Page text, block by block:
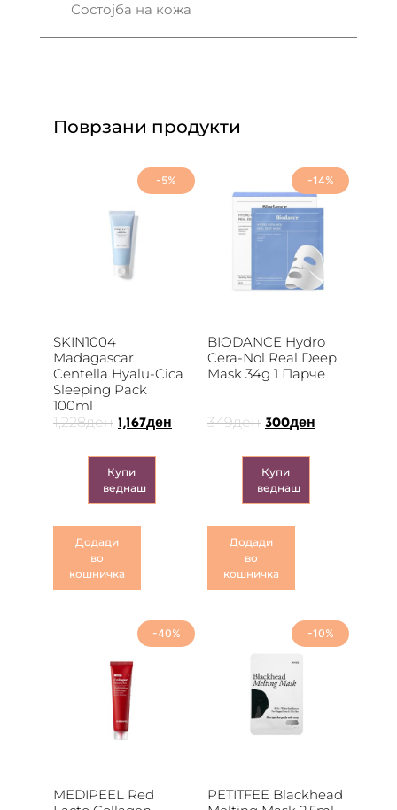
Состојба на кожа
Поврзани продукти
-5%
SKIN1004
Madagascar
Centella Hyalu-Cica
Sleeping Pack
100ml
1,228ден 1,167ден
Купи
веднаш
Додади
во
кошничка
-14%
BIODANCE Hydro
Cera-Nol Real Deep
Mask 34g 1 Парче
349ден 300ден
Купи
веднаш
Додади
во
кошничка
-40%
MEDIPEEL Red
-10%
PETITFEE Blackhead